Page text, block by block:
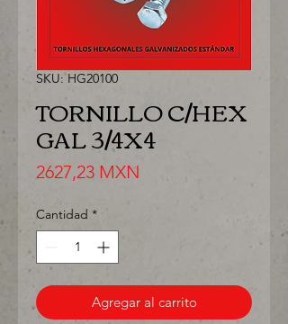
SKU: HG20100
TORNILLO C/HEX
GAL 3/4X4
2627,23 MXN
Cantidad *
Agregar al carrito